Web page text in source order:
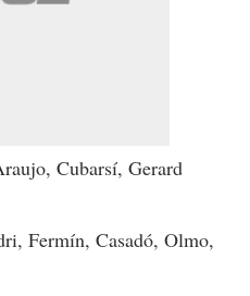
Cubarsí, Gerard
Fermín, Casadó, Olmo,